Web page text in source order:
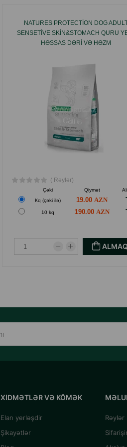
NATURES PROTECTION DOG
SENSETIVE SKIN&STOMACH QURU
HƏSSAS DƏRI VƏ HƏZM
CINSDƏN OLAN BÖYÜKLƏR ÜÇÜN
ITLƏRIN, QOYUN ƏTI DADINDA.
( Rəylər)
Çəki Qiymət
Кq (çəki ilə)
19.00
10 kq 190.00
ALMAQ
XIDMƏTLƏR VƏ KÖMƏK
Elan yerləşdir
Şikayətlər
Rəylər